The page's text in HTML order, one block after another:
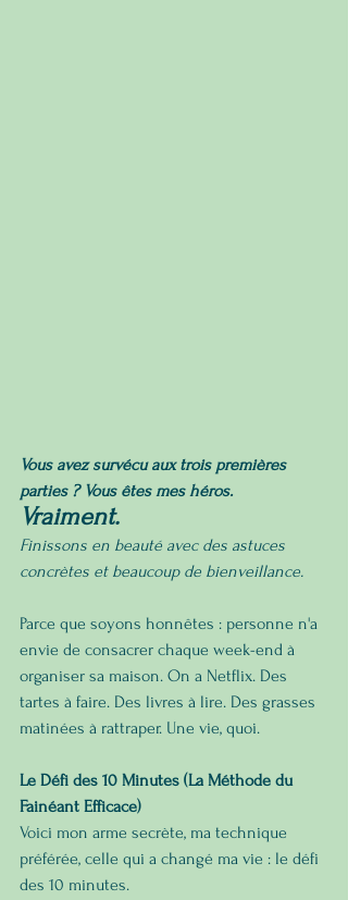
Vous avez survécu aux trois premières
parties ? Vous êtes mes héros.
Vraiment.
Finissons en beauté avec des astuces
concrètes et beaucoup de bienveillance.
Parce que soyons honnêtes : personne n'a
envie de consacrer chaque week-end à
organiser sa maison. On a Netflix. Des
tartes à faire. Des livres à lire. Des grasses
matinées à rattraper. Une vie, quoi.
Le Défi des 10 Minutes (La Méthode du
Fainéant Efficace)
Voici mon arme secrète, ma technique
préférée, celle qui a changé ma vie : le défi
des 10 minutes.